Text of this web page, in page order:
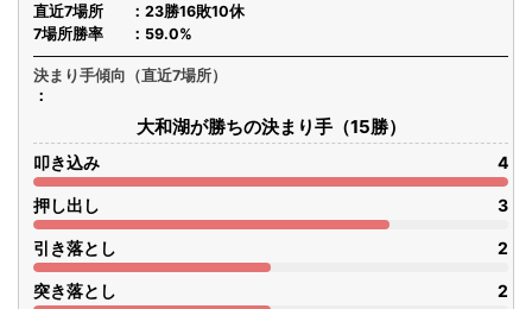
直近7場所
23勝16敗10休
7場所勝率
59.0%
決まり手傾向（直近7場所）
大和湖が勝ちの決まり手（15勝）
叩き込み 4
押し出し 3
引き落とし 2
突き落とし 2